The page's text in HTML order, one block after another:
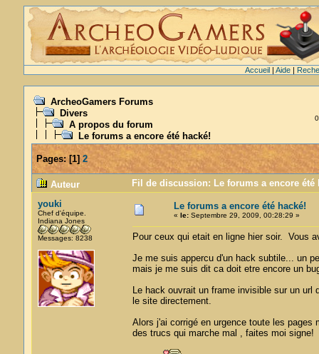
Accueil| Aide|
ArcheoGamers Forums
Divers
A propos du forum
Le forums a encore été hacké!
Pages:[1] 2
Auteur
Fil de discussion: Le forums a encore été
youki
Chef d'équipe.
Indiana Jones
Messages: 8238
Le forums a encore été hacké!
« le:Septembre 29, 2009, 00:28:29 »
Pour ceux qui etait en ligne hier soir. Vous
Je me suis appercu d'un hack subtile... un
mais je me suis dit ca doit etre encore un
Le hack ouvrait un frame invisible sur un
le site directement.
Alors j'ai corrigé en urgence toute les
des trucs qui marche mal , faites moi signe!